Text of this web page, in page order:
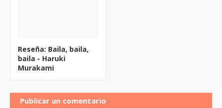
Reseña: Baila, baila,
baila - Haruki
Murakami
Publicar un comentario